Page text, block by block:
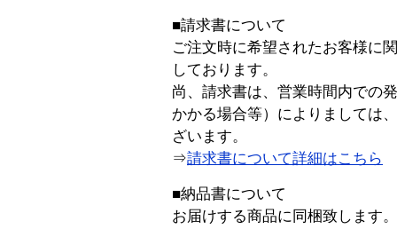
■請求書について
ご注文時に希望されたお客様に
しております。
尚、請求書は、営業時間内での
かかる場合等）によりましては
ざいます。
⇒請求書について詳細はこちら
■納品書について
お届けする商品に同梱致します。